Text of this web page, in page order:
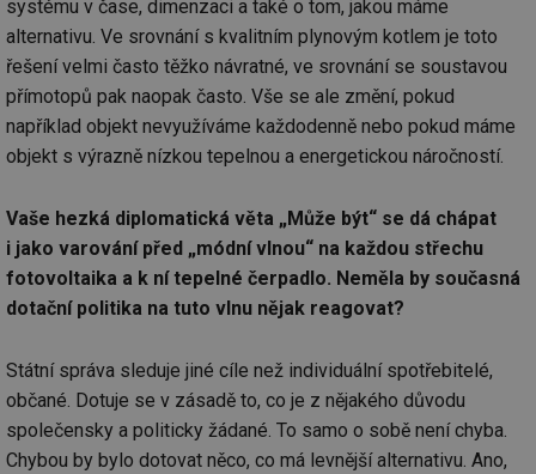
systému v čase, dimenzaci a také o tom, jakou máme
alternativu. Ve srovnání s kvalitním plynovým kotlem je toto
řešení velmi často těžko návratné, ve srovnání se soustavou
přímotopů pak naopak často. Vše se ale změní, pokud
například objekt nevyužíváme každodenně nebo pokud máme
objekt s výrazně nízkou tepelnou a energetickou náročností.
Vaše hezká diplomatická věta „Může být“ se dá chápat
i jako varování před „módní vlnou“ na každou střechu
fotovoltaika a k ní tepelné čerpadlo. Neměla by současná
dotační politika na tuto vlnu nějak reagovat?
Státní správa sleduje jiné cíle než individuální spotřebitelé,
občané. Dotuje se v zásadě to, co je z nějakého důvodu
společensky a politicky žádané. To samo o sobě není chyba.
Chybou by bylo dotovat něco, co má levnější alternativu. Ano,
soubory
Soubory cílení
Funkční soubory
Nezařazené soubory
Nezbytně nutné soubory cookie umožňují základní
funkce webových stránek, jako je přihlášení
Název
Provider/
Doména
Vyprší
g_state
info.cz
Zavřením
prohlížeče